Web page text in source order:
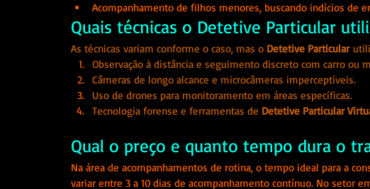
Acompanhamento de filhos menores, buscando indícios de
Quais técnicas o Detetive Particular
As técnicas variam conforme o caso, mas o Detetive Particular
Observação à distância e seguimento discreto com carro ou
Câmeras de longo alcance e microcâmeras imperceptíveis.
Uso de drones para monitoramento em áreas específicas.
Tecnologia forense e ferramentas de Detetive Particular
Qual o preço e quanto tempo dura o
Na área de acompanhamentos de rotina, o tempo ideal para a
variar entre 3 a 10 dias de acompanhamento contínuo. No setor